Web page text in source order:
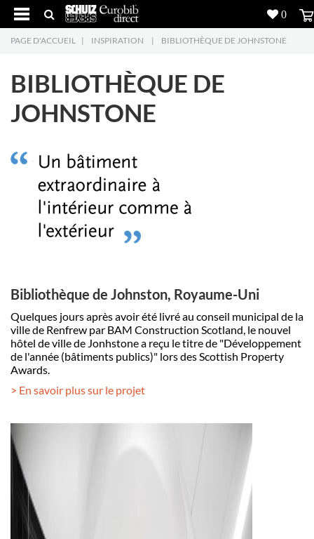
5
Produits
Réalisations
Inspiration
Downloads
L'entreprise
Contact
PAGE D'ACCUEIL | INSPIRATION | BIBLIOTHÈQUE DE JOHNSTONE
BIBLIOTHÈQUE DE
JOHNSTONE
Bibliothèque de Johnston, Royaume-Uni
Quelques jours après avoir été livré au conseil municipal de la
ville de Renfrew par BAM Construction Scotland, le nouvel
hôtel de ville de Jonhstone a reçu le titre de "Développement
de l'année (bâtiments publics)" lors des Scottish Property
Awards.
> En savoir plus sur le projet
0